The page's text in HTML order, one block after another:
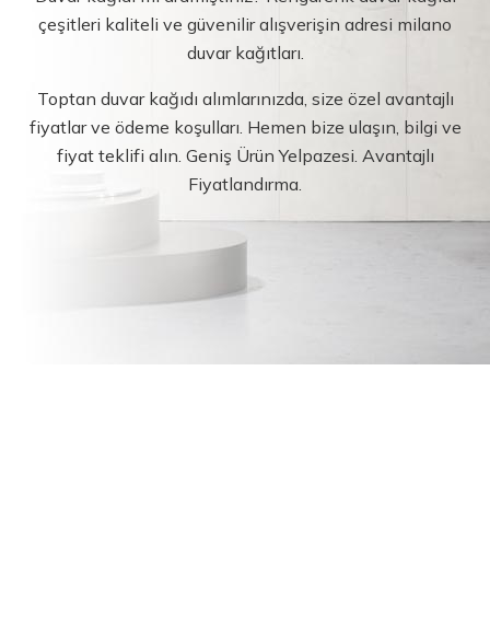
çeşitleri kaliteli ve güvenilir alışverişin adresi milano
duvar kağıtları.
Toptan duvar kağıdı alımlarınızda, size özel avantajlı
fiyatlar ve ödeme koşulları. Hemen bize ulaşın, bilgi ve
fiyat teklifi alın. Geniş Ürün Yelpazesi. Avantajlı
Fiyatlandırma.